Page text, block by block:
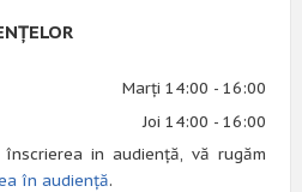
Marți 14:00 - 16:00
Joi 14:00 - 16:00
in audiență, vă rugăm
în audiență.